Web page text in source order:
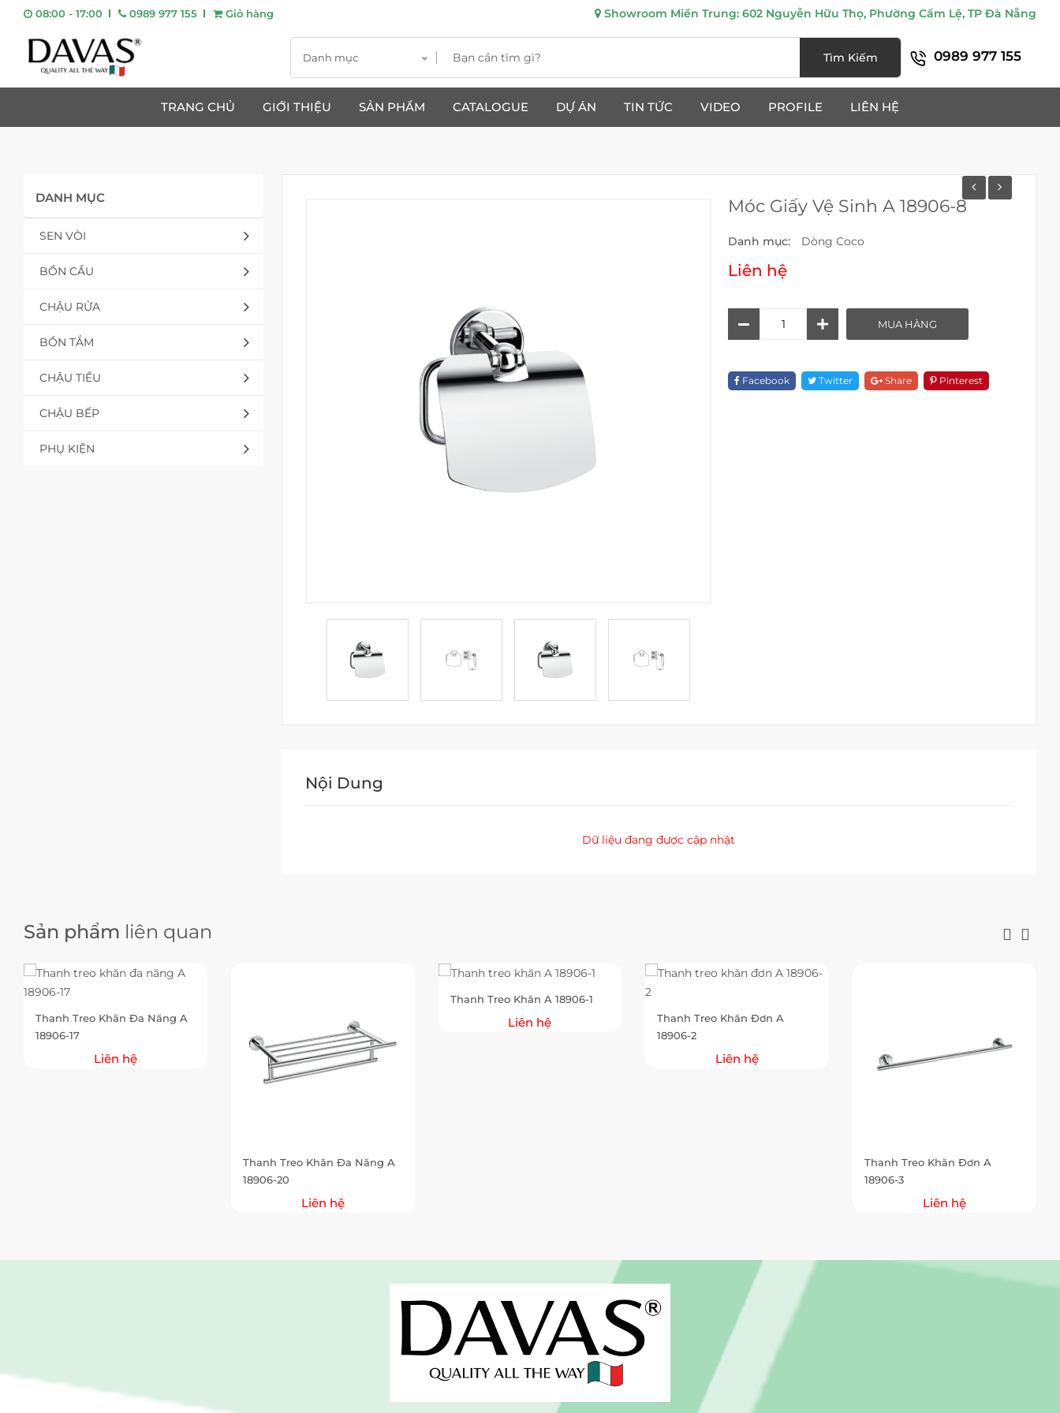
08:00 - 17:00 0989 977 155 Giỏ hàng Showroom Miền Trung: 602 Nguyễn Hữu Thọ, Phường Cẩm Lệ, TP Đà Nẵng
Danh mục Tìm Kiếm 0989 977 155
TRANG CHỦ GIỚI THIỆU SẢN PHẨM CATALOGUE DỰ ÁN TIN TỨC VIDEO PROFILE LIÊN HỆ
DANH MỤC
SEN VÒI
BỒN CẦU
CHẬU RỬA
BỒN TẮM
CHẬU TIỂU
CHẬU BẾP
PHỤ KIỆN
Móc Giấy Vệ Sinh A 18906-8
Danh mục: Dòng Coco
Liên hệ
Sinh
A
MUA HÀNG
Facebook Twitter Share Pinterest
Nội Dung
Dữ liệu đang được cập nhật
Sản phẩm liên quan
Thanh Treo Khăn Đa Năng A
18906-17
Liên hệ
Thanh Treo Khăn Đa Năng A
18906-20
Liên hệ
Thanh Treo Khăn A 18906-1
Liên hệ
Thanh Treo Khăn Đơn A
18906-2
Liên hệ
Thanh Treo Khăn Đơn A
18906-3
Liên hệ